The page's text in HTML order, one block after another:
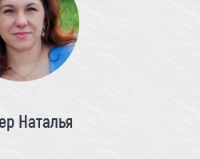
Наталья